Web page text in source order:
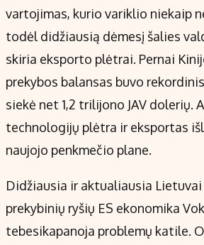
vartojimas, kurio variklio niekaip
todėl didžiausią dėmesį šalies
skiria eksporto plėtrai. Pernai
prekybos balansas buvo
siekė net 1,2 trilijono JAV dolerių.
technologijų plėtra ir eksportas
naujojo penkmečio plane.
Didžiausia ir aktualiausia
prekybinių ryšių ES ekonomika
tebesikapanoja problemų katile.